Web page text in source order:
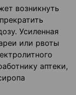
возникнуть
Усиленная
или рвоты
аптеки,